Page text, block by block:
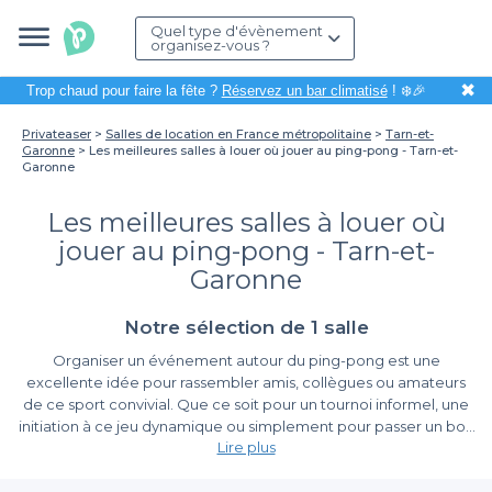
Quel type d'évènement
organisez-vous ?
Trop chaud pour faire la fête ? Réservez un bar climatisé! ❄️🎉 ✖
Privateaser Salles de location en France métropolitaine
Tarn-et-
Garonne
Les meilleures salles à louer où jouer au ping-pong - Tarn-et-
Garonne
Les meilleures salles à louer où
jouer au ping-pong - Tarn-et-
Garonne
Notre sélection de 1 salle
Organiser un événement autour du ping-pong est une
excellente idée pour rassembler amis, collègues ou amateurs
de ce sport convivial. Que ce soit pour un tournoi informel, une
initiation à ce jeu dynamique ou simplement pour passer un bon
moment, la location d'une salle adaptée est essentielle. Dans le
Lire plus